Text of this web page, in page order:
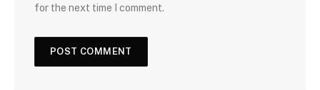
for the next time I comment.